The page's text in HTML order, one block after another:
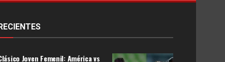
Joven Femenil: América vs